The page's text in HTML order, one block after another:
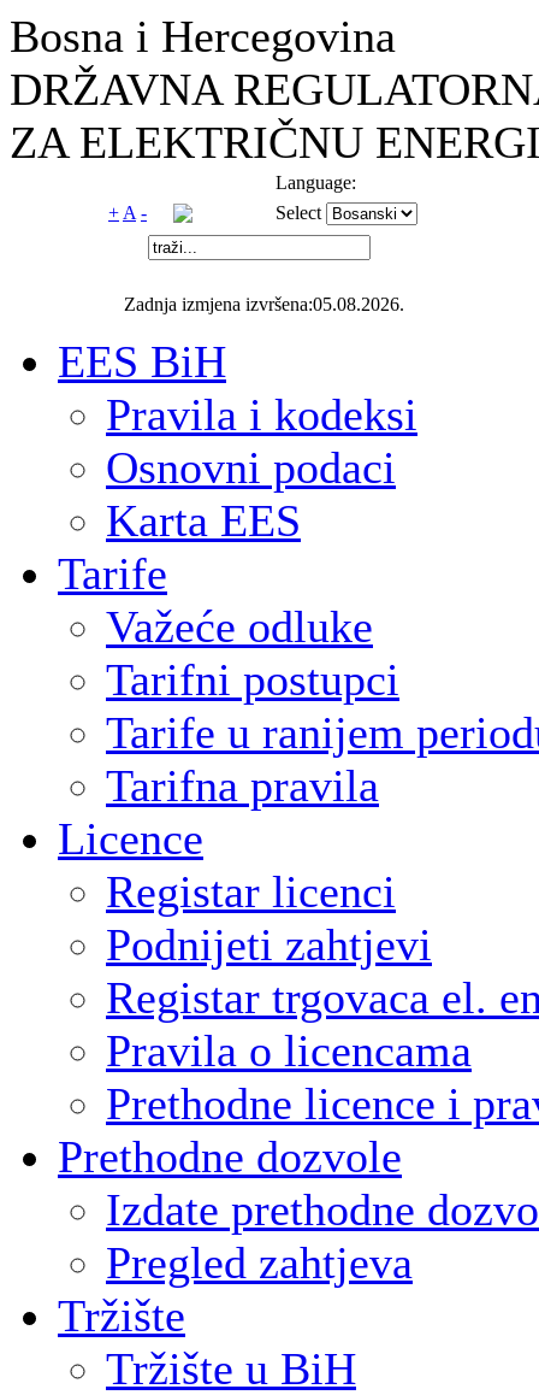
Bosna i Hercegovina
DRŽAVNA
ZA ELEKTRIČNU
Language:
+ A - Select
Zadnja izmjena izvršena:05.08.2026.
EES BiH
Pravila i kodeksi
Osnovni podaci
Karta EES
Tarife
Važeće odluke
Tarifni postupci
Tarife u ranijem
Tarifna pravila
Licence
Registar licenci
Podnijeti zahtjevi
Registar trgovaca el.
Pravila o licencama
Prethodne licence i
Prethodne dozvole
Izdate prethodne
Pregled zahtjeva
Tržište
Tržište u BiH